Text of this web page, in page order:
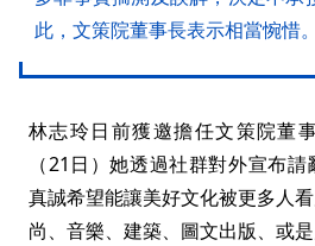
此，文策院董事長表示相當惋惜。
林志玲日前獲邀擔任文策院董
（21日）她透過社群對外宣布
真誠希望能讓美好文化被更多人
尚、音樂、建築、圖文出版、或